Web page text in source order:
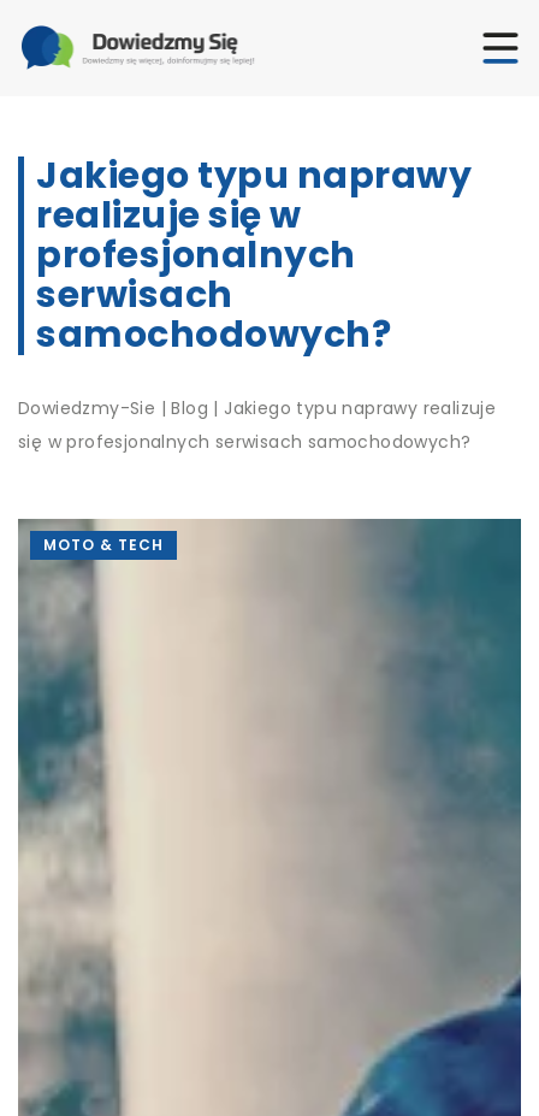
Jakiego typu naprawy
realizuje się w
profesjonalnych
serwisach
samochodowych?
Dowiedzmy-Sie |Blog | Jakiego typu naprawy realizuje
się w profesjonalnych serwisach samochodowych?
MOTO & TECH